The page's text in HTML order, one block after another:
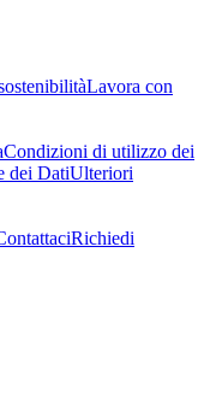
Lavora con
Condizioni di utilizzo dei
dei DatiUlteriori
Richiedi